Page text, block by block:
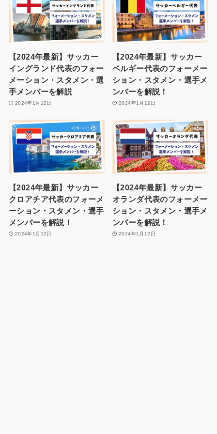
【2024年最新】サッカー
イングランド代表のフォー
メーション・スタメン・選
手メンバーを解説
2024年1月12日
【2024年最新】サッカー
ベルギー代表のフォーメー
ション・スタメン・選手メ
ンバーを解説！
2024年1月12日
【2024年最新】サッカー
クロアチア代表のフォーメ
ーション・スタメン・選手
メンバーを解説！
2024年1月12日
【2024年最新】サッカー
オランダ代表のフォーメー
ション・スタメン・選手メ
ンバーを解説！
2024年1月12日